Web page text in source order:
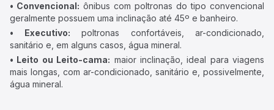
• Convencional: ônibus com poltronas do tipo convencional
geralmente possuem uma inclinação até 45º e banheiro.
• Executivo: poltronas confortáveis, ar-condicionado,
sanitário e, em alguns casos, água mineral.
• Leito ou Leito-cama: maior inclinação, ideal para viagens
mais longas, com ar-condicionado, sanitário e, possivelmente,
água mineral.